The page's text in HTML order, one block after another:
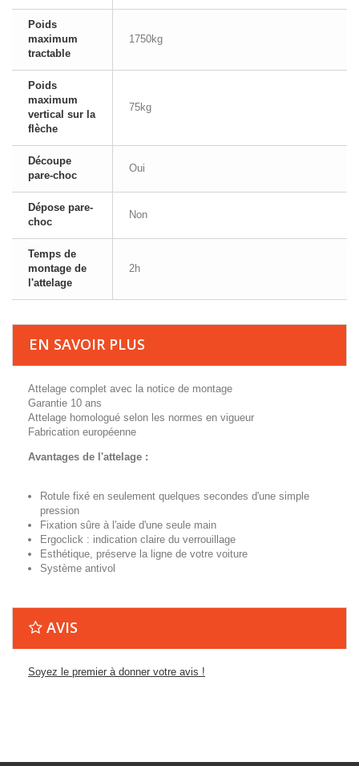
Poids
maximum
tractable
1750kg
Poids
maximum
vertical sur la
flèche
75kg
Découpe
pare-choc
Oui
Dépose pare-
choc
Non
Temps de
montage de
l'attelage
2h
EN SAVOIR PLUS
Attelage complet avec la notice de montage
Garantie 10 ans
Attelage homologué selon les normes en vigueur
Fabrication européenne
Avantages de l'attelage :
Rotule fixé en seulement quelques secondes d'une simple
pression
Fixation sûre à l'aide d'une seule main
Ergoclick : indication claire du verrouillage
Esthétique, préserve la ligne de votre voiture
Système antivol
AVIS
Soyez le premier à donner votre avis !